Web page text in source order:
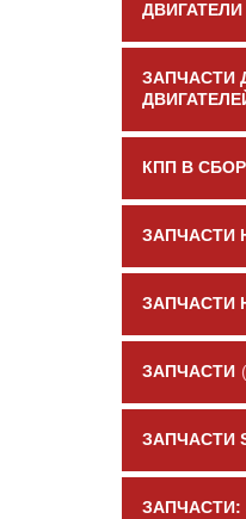
ЗАПЧАСТИ
КПП В
ЗАПЧАСТИ
ЗАПЧАСТИ
ЗАПЧАСТИ
ЗАПЧАСТИ
ЗАПЧАСТИ: